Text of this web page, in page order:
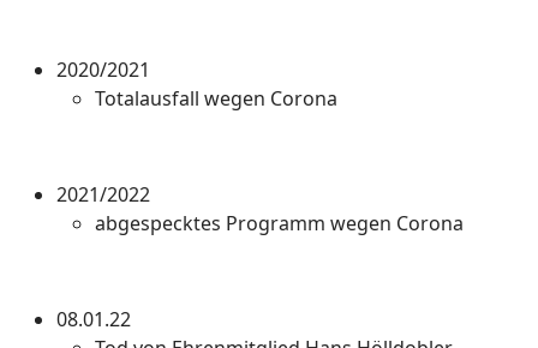
2020/2021
Totalausfall wegen Corona
2021/2022
abgespecktes Programm wegen Corona
08.01.22